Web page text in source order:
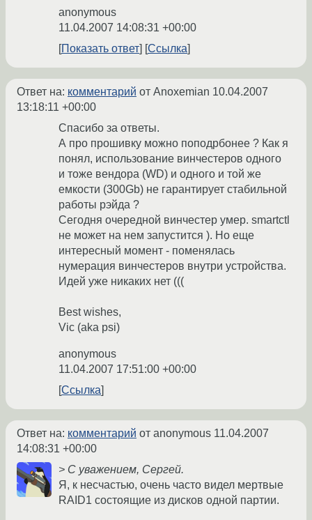
anonymous
11.04.2007 14:08:31 +00:00
Показать ответ
Ссылка
Ответ на: комментарий от Anoxemian 10.04.2007
13:18:11 +00:00
Спасибо за ответы.
А про прошивку можно поподрбонее ? Как я
понял, использование винчестеров одного
и тоже вендора (WD) и одного и той же
емкости (300Gb) не гарантирует стабильной
работы рэйда ?
Сегодня очередной винчестер умер. smartctl
не может на нем запустится ). Но еще
интересный момент - поменялась
нумерация винчестеров внутри устройства.
Идей уже никаких нет (((
Best wishes,
Vic (aka psi)
anonymous
11.04.2007 17:51:00 +00:00
Ссылка
Ответ на: комментарий от anonymous 11.04.2007
14:08:31 +00:00
> С уважением, Сергей.
Я, к несчастью, очень часто видел мертвые
RAID1 состоящие из дисков одной партии.